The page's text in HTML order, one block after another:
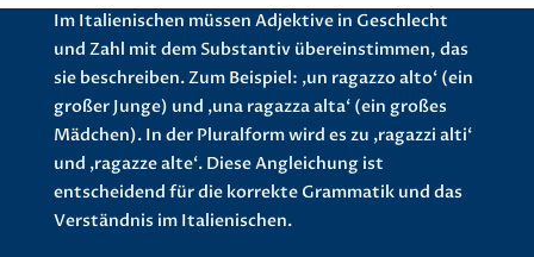
Im Italienischen müssen Adjektive in Geschlecht
und Zahl mit dem Substantiv übereinstimmen, das
sie beschreiben. Zum Beispiel: ‚un ragazzo alto‘ (ein
großer Junge) und ‚una ragazza alta‘ (ein großes
Mädchen). In der Pluralform wird es zu ‚ragazzi alti‘
und ‚ragazze alte‘. Diese Angleichung ist
entscheidend für die korrekte Grammatik und das
Verständnis im Italienischen.